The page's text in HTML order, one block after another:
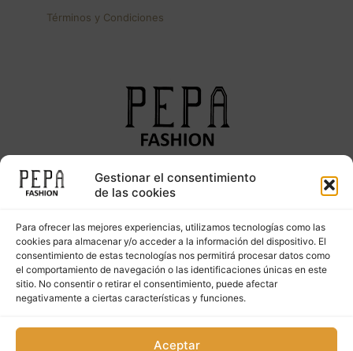
Gestionar el consentimiento
de las cookies
Para ofrecer las mejores experiencias, utilizamos tecnologías como las
cookies para almacenar y/o acceder a la información del dispositivo. El
consentimiento de estas tecnologías nos permitirá procesar datos como
el comportamiento de navegación o las identificaciones únicas en este
sitio. No consentir o retirar el consentimiento, puede afectar
negativamente a ciertas características y funciones.
Aceptar
Términos y Condiciones
Síguenos en nuestras redes sociales
Copyright © 2023. PepaFashion Todos los derechos